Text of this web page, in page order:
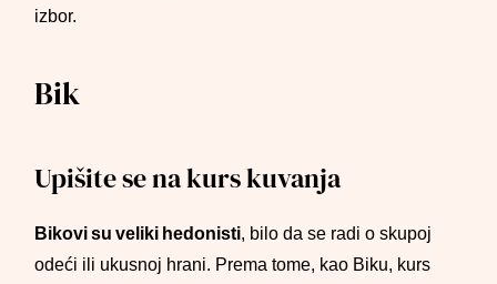
izbor.
Bik
Upišite se na kurs kuvanja
Bikovi su veliki hedonisti, bilo da se radi o skupoj
odeći ili ukusnoj hrani. Prema tome, kao Biku, kurs